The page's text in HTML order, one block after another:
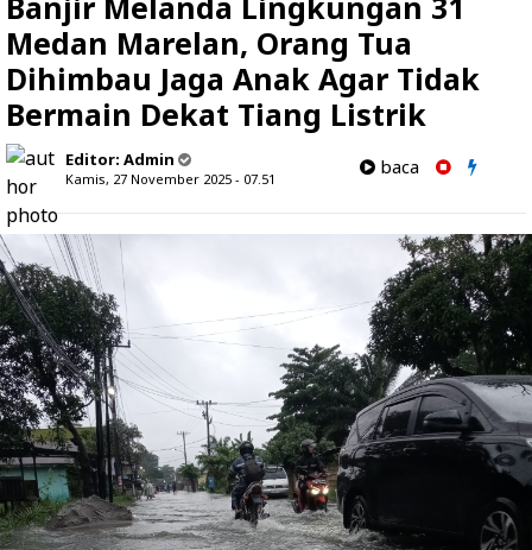
Medan Marelan, Orang Tua
Dihimbau Jaga Anak Agar Tidak
Bermain Dekat Tiang Listrik
Editor: Admin
Kamis, 27 November 2025 - 07.51
baca